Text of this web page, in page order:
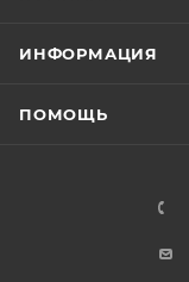
ИНФОРМАЦИЯ
ПОМОЩЬ